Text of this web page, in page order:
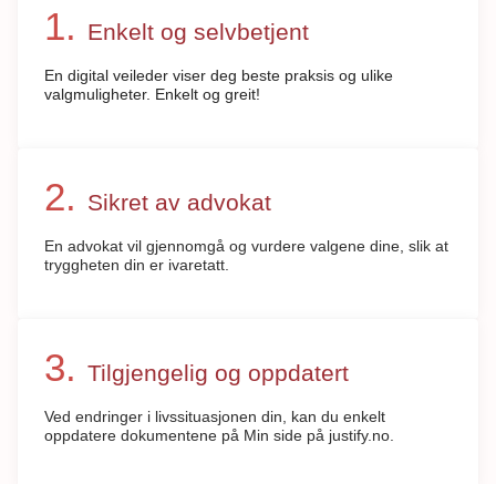
Enkelt og selvbetjent
En digital veileder viser deg beste praksis og ulike
valgmuligheter. Enkelt og greit!
Sikret av advokat
En advokat vil gjennomgå og vurdere valgene dine, slik at
tryggheten din er ivaretatt.
Tilgjengelig og oppdatert
Ved endringer i livssituasjonen din, kan du enkelt
oppdatere dokumentene på Min side på justify.no.